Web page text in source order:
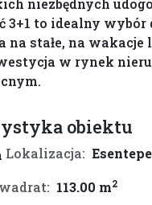
niezbędnych
3+1 to idealny wybór
na stałe, na wakacje
w rynek
obiektu
Lokalizacja: Esentepe
113.00 m2